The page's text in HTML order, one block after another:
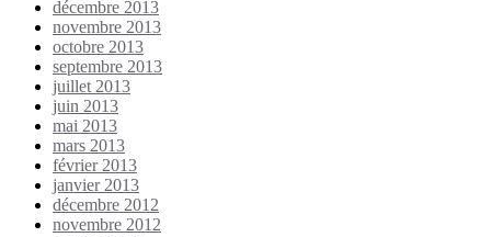
décembre 2013
novembre 2013
octobre 2013
septembre 2013
juillet 2013
juin 2013
mai 2013
mars 2013
février 2013
janvier 2013
décembre 2012
novembre 2012